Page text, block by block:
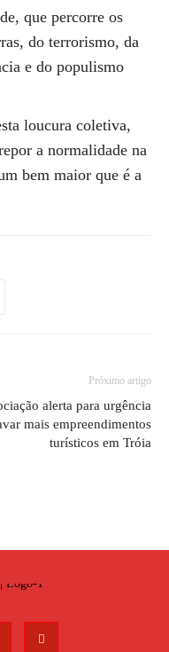
que percorre os
do terrorismo, da
e do populismo
loucura coletiva,
a normalidade na
bem maior que é a
Próximo artigo
alerta para urgência
mais empreendimentos
turísticos em Tróia